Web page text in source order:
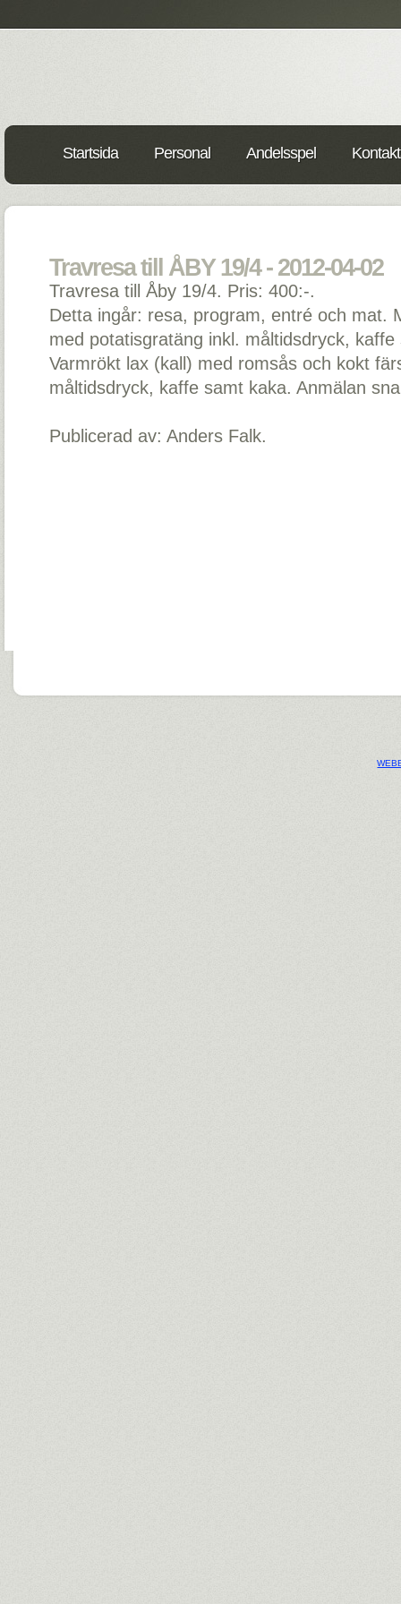
Startsida Personal Andelsspel
Travresa till ÅBY 19/4 - 2012-04-02
Travresa till Åby 19/4. Pris: 400:-.
Detta ingår: resa, program, entré och mat.
med potatisgratäng inkl. måltidsdryck,
Varmrökt lax (kall) med romsås och kokt
måltidsdryck, kaffe samt kaka. Anmälan
Publicerad av: Anders Falk.